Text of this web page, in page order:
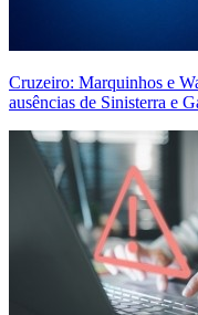
Cruzeiro: Marquinhos e
ausências de Sinisterra e